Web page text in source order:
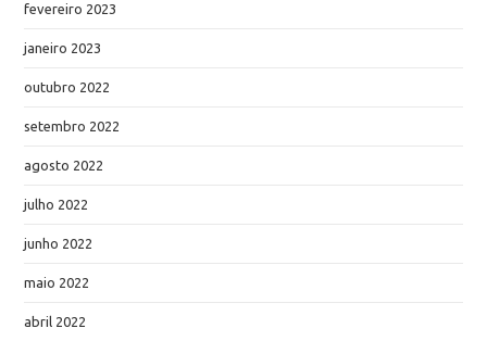
fevereiro 2023
janeiro 2023
outubro 2022
setembro 2022
agosto 2022
julho 2022
junho 2022
maio 2022
abril 2022